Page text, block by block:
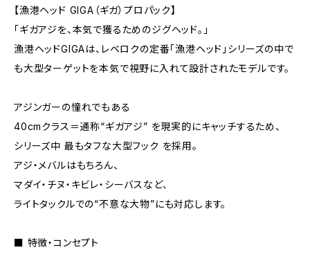
【漁港ヘッド GIGA（ギガ）プロパック】
「ギガアジを、本気で獲るためのジグヘッド。」
漁港ヘッドGIGAは、レベロクの定番「漁港ヘッド」シリーズの中で
も大型ターゲットを本気で視野に入れて設計されたモデルです。
アジンガーの憧れでもある
40cmクラス＝通称“ギガアジ” を現実的にキャッチするため、
シリーズ中 最もタフな大型フック を採用。
アジ・メバルはもちろん、
マダイ・チヌ・キビレ・シーバスなど、
ライトタックルでの“不意な大物”にも対応します。
■ 特徴・コンセプト